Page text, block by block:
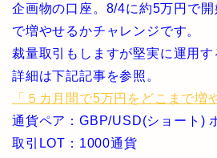
企画物の口座。8/4に約5万円で開
で増やせるかチャレンジです。
裁量取引もしますが堅実に運用す
詳細は下記記事を参照。
「５カ月間で5万円をどこまで増
通貨ペア：GBP/USD(ショート)
取引LOT：1000通貨